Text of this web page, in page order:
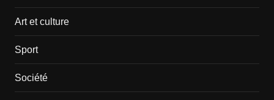
Art et culture
Sport
Société